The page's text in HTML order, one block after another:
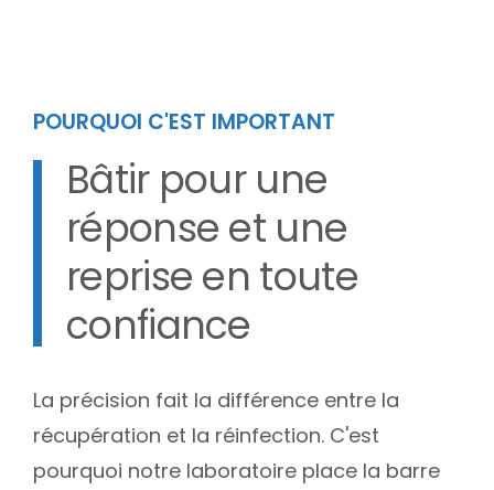
POURQUOI C'EST IMPORTANT
Bâtir pour une
réponse et une
reprise en toute
confiance
La précision fait la différence entre la
récupération et la réinfection. C'est
pourquoi notre laboratoire place la barre